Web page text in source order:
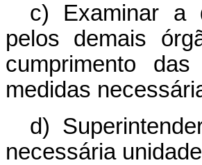
c) Examinar a
pelos demais
cumprimento
medidas
d)
necessária